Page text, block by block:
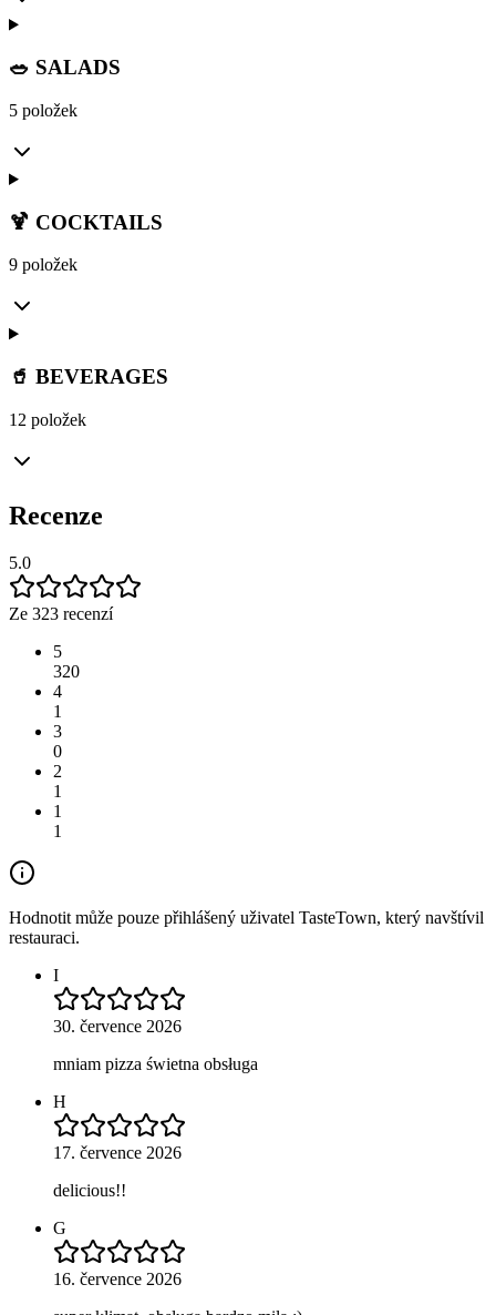
🥗 SALADS
5 položek
🍹 COCKTAILS
9 položek
🥤 BEVERAGES
12 položek
Recenze
5.0
Ze 323 recenzí
5
320
4
1
3
0
2
1
1
1
Hodnotit může pouze přihlášený uživatel TasteTown, který navštívil
restauraci.
I
30. července 2026
mniam pizza świetna obsługa
H
17. července 2026
delicious!!
G
16. července 2026